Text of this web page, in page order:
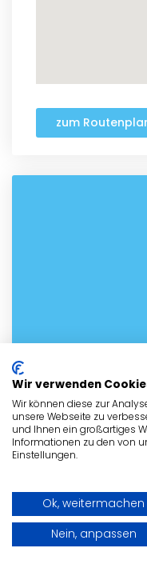
zum
Wir verwenden
Wir können diese zur
unsere Webseite zu
und Ihnen ein großartiges
Informationen zu den von
Einstellungen.
Ok, weitermachen
Nein, anpassen